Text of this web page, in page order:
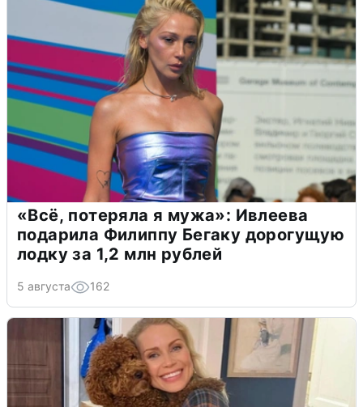
«Всё, потеряла я мужа»: Ивлеева
подарила Филиппу Бегаку дорогущую
лодку за 1,2 млн рублей
5 августа 162